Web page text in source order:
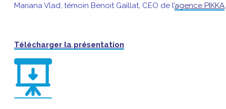
Mariana Vlad, témoin Benoit Gaillat, CEO de l’agence PIKKA
Télécharger la présentation